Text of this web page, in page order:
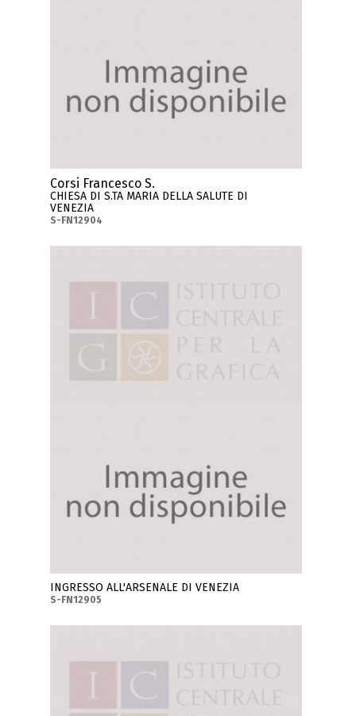
Corsi Francesco S.
CHIESA DI S.TA MARIA DELLA SALUTE DI
VENEZIA
S-FN12904
INGRESSO ALL'ARSENALE DI VENEZIA
S-FN12905